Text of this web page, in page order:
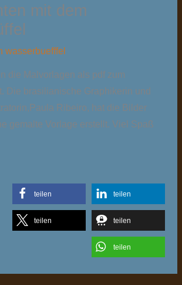
mit dem
wasserbuefffel
die Malvorlagen als pdf zum
Die brasilianische Graphikerin und
Ribeiro, hat die Bilder
gemalte Vorlage erstellt. Viel Spaß
teilen teilen
teilen teilen
teilen